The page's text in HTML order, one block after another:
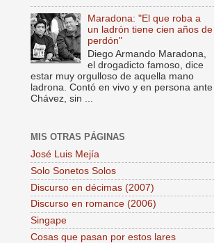
Maradona: "El que roba a
un ladrón tiene cien años de
perdón"
Diego Armando Maradona,
el drogadicto famoso, dice
estar muy orgulloso de aquella mano
ladrona. Contó en vivo y en persona ante
Chávez, sin ...
MIS OTRAS PÁGINAS
José Luis Mejía
Solo Sonetos Solos
Discurso en décimas (2007)
Discurso en romance (2006)
Singape
Cosas que pasan por estos lares